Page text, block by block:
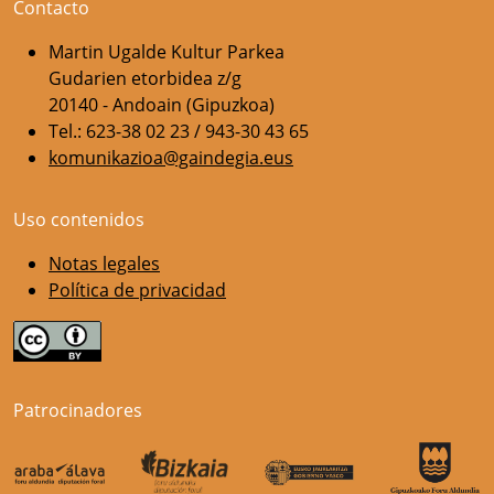
Contacto
Martin Ugalde Kultur Parkea
Gudarien etorbidea z/g
20140 - Andoain (Gipuzkoa)
Tel.: 623-38 02 23 / 943-30 43 65
komunikazioa@gaindegia.eus
Uso contenidos
Notas legales
Política de privacidad
Patrocinadores